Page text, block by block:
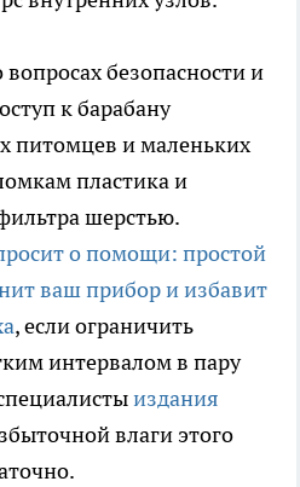
безопасности и
к барабану
питомцев и маленьких
пластика и
шерстью.
о помощи: простой
ваш прибор и избавит
, если ограничить
интервалом в пару
издания
влаги этого